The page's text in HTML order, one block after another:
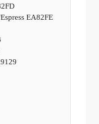
EA82FE